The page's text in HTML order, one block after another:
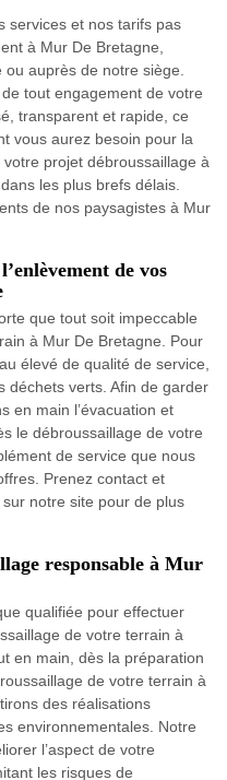
services et nos tarifs pas
à Mur De Bretagne,
auprès de notre siège.
tout engagement de votre
transparent et rapide, ce
vous aurez besoin pour la
projet débroussaillage à
les plus brefs délais.
de nos paysagistes à Mur
de vos
que tout soit impeccable
à Mur De Bretagne. Pour
élevé de qualité de service,
déchets verts. Afin de garder
en main l’évacuation et
le débroussaillage de votre
de service que nous
Prenez contact et
notre site pour de plus
responsable à Mur
qualifiée pour effectuer
de votre terrain à
en main, dès la préparation
de votre terrain à
des réalisations
environnementales. Notre
l’aspect de votre
les risques de